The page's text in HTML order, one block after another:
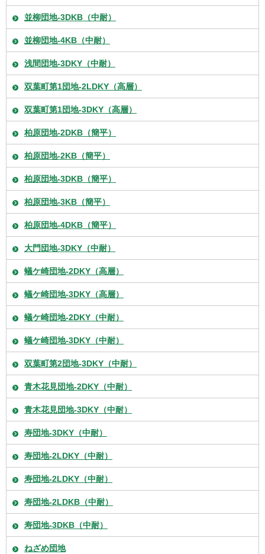
並柳団地-3DKB（中耐）
並柳団地-4KB（中耐）
浅間団地-3DKY（中耐）
双葉町第1団地-2LDKY（高層）
双葉町第1団地-3DKY（高層）
柏原団地-2DKB（簡平）
柏原団地-2KB（簡平）
柏原団地-3DKB（簡平）
柏原団地-3KB（簡平）
柏原団地-4DKB（簡平）
大門団地-3DKY（中耐）
蟻ケ崎団地-2DKY（高層）
蟻ケ崎団地-3DKY（高層）
蟻ケ崎団地-2DKY（中耐）
蟻ケ崎団地-3DKY（中耐）
双葉町第2団地-3DKY（中耐）
青木花見団地-2DKY（中耐）
青木花見団地-3DKY（中耐）
寿団地-3DKY（中耐）
寿団地-2LDKY（中耐）
寿団地-2LDKY（中耐）
寿団地-2LDKB（中耐）
寿団地-3DKB（中耐）
ねざめ団地